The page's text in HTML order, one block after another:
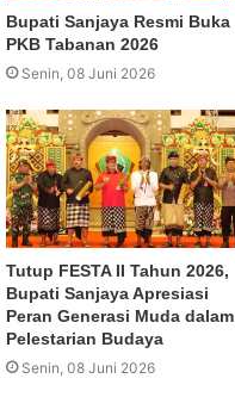
Bupati Sanjaya Resmi Buka
PKB Tabanan 2026
Senin, 08 Juni 2026
Tutup FESTA II Tahun 2026,
Bupati Sanjaya Apresiasi
Peran Generasi Muda dalam
Pelestarian Budaya
Senin, 08 Juni 2026